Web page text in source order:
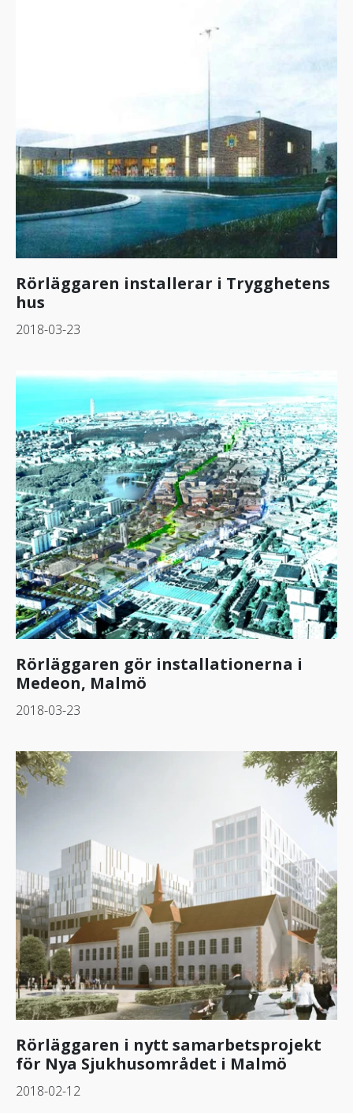
Rörläggaren installerar i Trygghetens
hus
2018-03-23
Rörläggaren gör installationerna i
Medeon, Malmö
2018-03-23
Rörläggaren i nytt samarbetsprojekt
för Nya Sjukhusområdet i Malmö
2018-02-12